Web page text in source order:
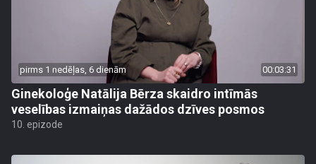
pirms 1 nedēļas, 6 dienām 00:03:31
Ginekoloģe Natālija Bērza skaidro intīmās
veselības izmaiņas dažādos dzīves posmos
10. epizode